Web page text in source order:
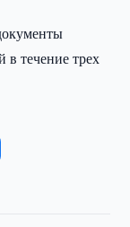
в течение трех